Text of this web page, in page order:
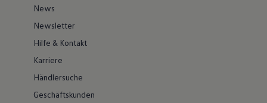
News
Newsletter
Hilfe & Kontakt
Karriere
Händlersuche
Geschäftskunden